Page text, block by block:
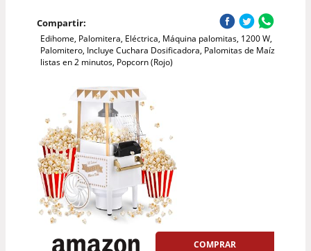
Compartir:
Edihome, Palomitera, Eléctrica, Máquina palomitas, 1200 W,
Palomitero, Incluye Cuchara Dosificadora, Palomitas de Maíz
listas en 2 minutos, Popcorn (Rojo)
COMPRAR